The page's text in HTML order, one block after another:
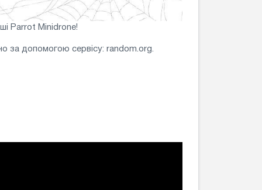
Parrot Minidrone!
за допомогою сервісу: random.org.